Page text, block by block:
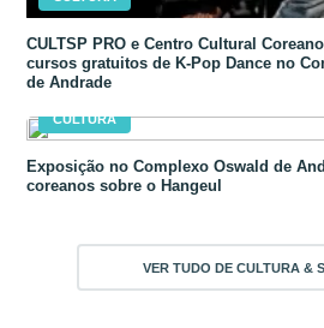
CULTSP PRO e Centro Cultural
cursos gratuitos de K-Pop Dance no
de Andrade
CULTURA
Exposição no Complexo Oswald de
coreanos sobre o Hangeul
VER TUDO DE CULTURA &